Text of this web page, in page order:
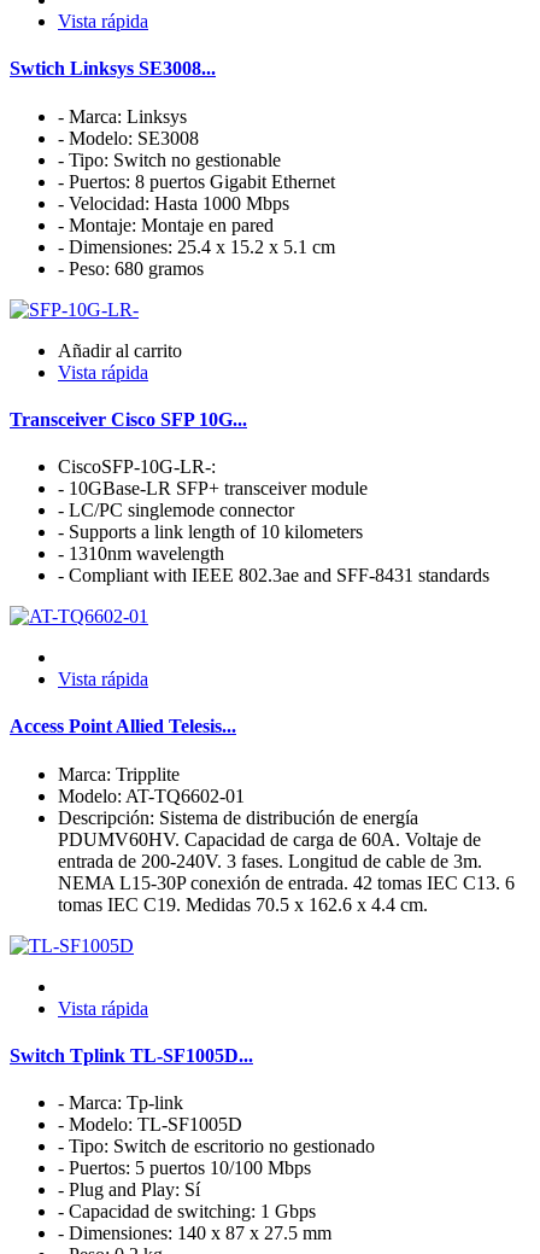
Vista rápida
Swtich Linksys SE3008...
- Marca: Linksys
- Modelo: SE3008
- Tipo: Switch no gestionable
- Puertos: 8 puertos Gigabit Ethernet
- Velocidad: Hasta 1000 Mbps
- Montaje: Montaje en pared
- Dimensiones: 25.4 x 15.2 x 5.1 cm
- Peso: 680 gramos
Añadir al carrito
Vista rápida
Transceiver Cisco SFP 10G...
CiscoSFP-10G-LR-:
- 10GBase-LR SFP+ transceiver module
- LC/PC singlemode connector
- Supports a link length of 10 kilometers
- 1310nm wavelength
- Compliant with IEEE 802.3ae and SFF-8431 standards
Vista rápida
Access Point Allied Telesis...
Marca: Tripplite
Modelo: AT-TQ6602-01
Descripción: Sistema de distribución de energía
PDUMV60HV. Capacidad de carga de 60A. Voltaje de
entrada de 200-240V. 3 fases. Longitud de cable de 3m.
NEMA L15-30P conexión de entrada. 42 tomas IEC C13. 6
tomas IEC C19. Medidas 70.5 x 162.6 x 4.4 cm.
Vista rápida
Switch Tplink TL-SF1005D...
- Marca: Tp-link
- Modelo: TL-SF1005D
- Tipo: Switch de escritorio no gestionado
- Puertos: 5 puertos 10/100 Mbps
- Plug and Play: Sí
- Capacidad de switching: 1 Gbps
- Dimensiones: 140 x 87 x 27.5 mm